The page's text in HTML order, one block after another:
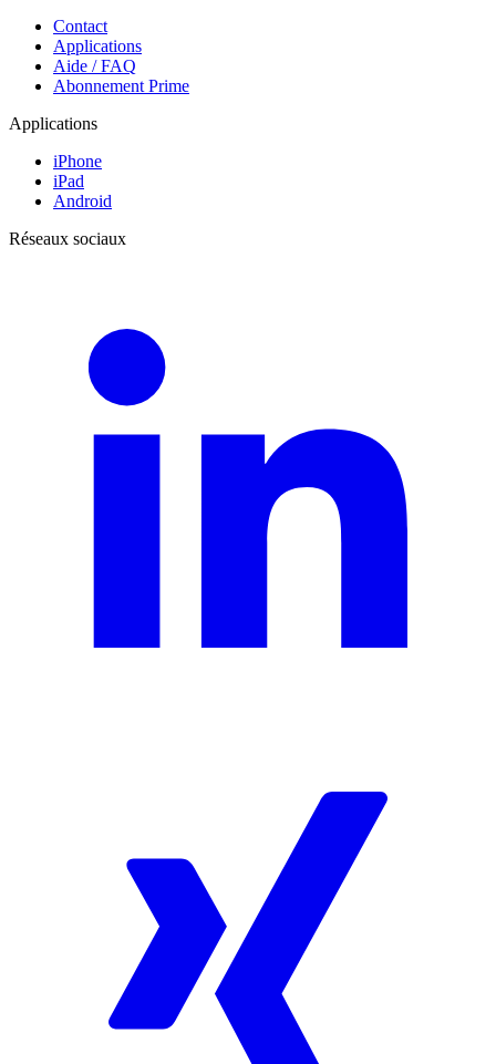
Contact
Applications
Aide / FAQ
Abonnement Prime
Applications
iPhone
iPad
Android
Réseaux sociaux